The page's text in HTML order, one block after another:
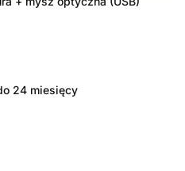
24 miesięcy